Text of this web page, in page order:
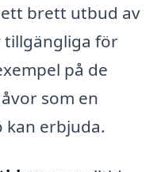
brett utbud av
tillgängliga för
på de
som en
kan erbjuda.